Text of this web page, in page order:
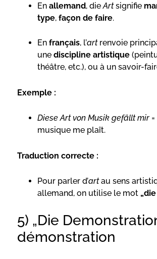
En allemand, dieArtsignifie
type, façon de faire.
En français, l’artrenvoie
une discipline artistique
théâtre, etc.), ou à un savoir-
Exemple :
Diese Art von Musik gefällt mir
musique me plaît.
Traduction correcte :
Pour parler d’artau sens
allemand, on utilise le mot
5) „Die
démonstration